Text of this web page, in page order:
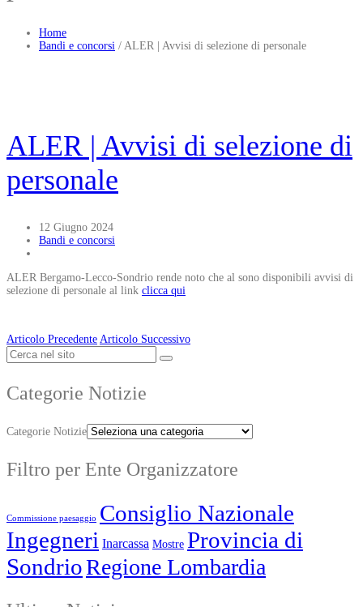
Home
Bandi e concorsi / ALER | Avvisi di selezione di personale
ALER | Avvisi di selezione di
personale
12 Giugno 2024
Bandi e concorsi
ALER Bergamo-Lecco-Sondrio rende noto che al sono disponibili avvisi di
selezione di personale al link clicca qui
Articolo Precedente Articolo Successivo
Categorie Notizie
Categorie Notizie
Filtro per Ente Organizzatore
Commissione paesaggio Consiglio Nazionale
Ingegneri Inarcassa Mostre Provincia di
SondrioRegione Lombardia